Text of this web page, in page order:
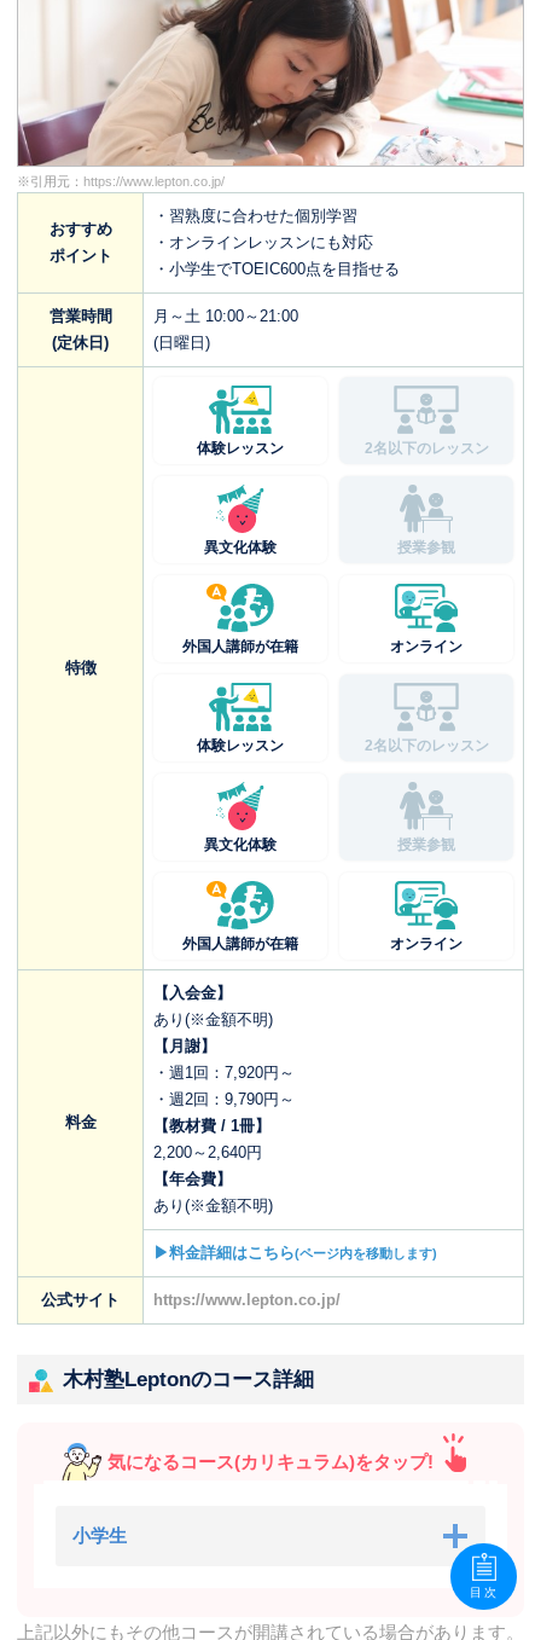
※引用元： https://www.lepton.co.jp/
おすすめ
ポイント
・習熟度に合わせた個別学習
・オンラインレッスンにも対応
・小学生でTOEIC600点を目指せる
営業時間
(定休日)
月～土 10:00～21:00
(日曜日)
特徴
体験レッスン 2名以下のレッスン
異文化体験 授業参観
外国人講師が在籍 オンライン
体験レッスン 2名以下のレッスン
異文化体験 授業参観
外国人講師が在籍 オンライン
料金
【入会金】
あり(※金額不明)
【月謝】
・週1回：7,920円～
・週2回：9,790円～
【教材費 / 1冊】
2,200～2,640円
【年会費】
あり(※金額不明)
▶料金詳細はこちら(ページ内を移動します)
公式サイト https://www.lepton.co.jp/
木村塾Leptonのコース詳細
気になるコース(カリキュラム)をタップ!
小学生
上記以外にもその他コースが開講されている場合があります。
目次